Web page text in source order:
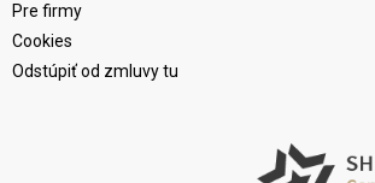
Pre firmy
Cookies
Odstúpiť od zmluvy tu